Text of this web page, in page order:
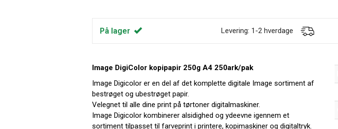
På lager Levering: 1-2 hverdage
Image DigiColor kopipapir 250g A4 250ark/pak
Image Digicolor er en del af det komplette digitale Image sortiment af
bestrøget og ubestrøget papir.
Velegnet til alle dine print på tørtoner digitalmaskiner.
Image Digicolor kombinerer alsidighed og ydeevne igennem et
sortiment tilpasset til farveprint i printere, kopimaskiner og digitaltryk.